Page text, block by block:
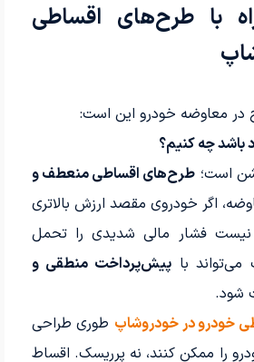
با طرح‌های اقساطی
در معاوضه خودرو این است:
باشد چه کنیم؟
است؛ طرح‌های اقساطی منعطف و
اگر خودروی مقصد ارزش بالاتری
نیست فشار مالی شدیدی را تحمل
می‌تواند باپیش‌پرداخت منطقی و
شود.
خودرو در خودروشاپ طوری طراحی
را ممکن کنند، نه پرریسک. اقساط